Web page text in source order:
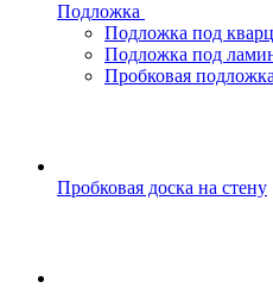
Подложка
Подложка под
Подложка под
Пробковая подложка
Пробковая доска на стену